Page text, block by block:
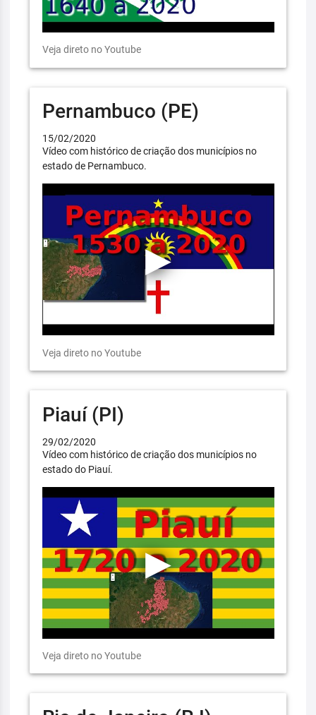
Veja direto no Youtube
Pernambuco (PE)
15/02/2020
Vídeo com histórico de criação dos municípios no
estado de Pernambuco.
Veja direto no Youtube
Piauí (PI)
29/02/2020
Vídeo com histórico de criação dos municípios no
estado do Piauí.
Veja direto no Youtube